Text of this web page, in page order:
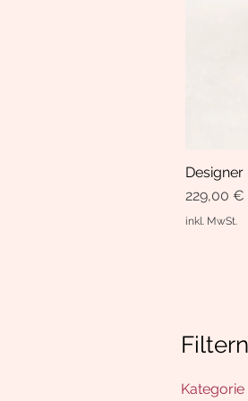
Preis
229,00 €
inkl. MwSt.
Kategorie